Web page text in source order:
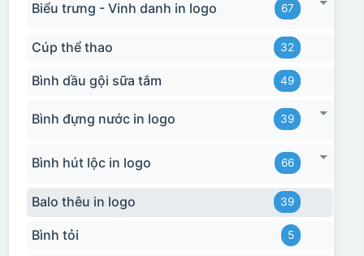
Biểu trưng - Vinh danh in logo 67
Cúp thể thao 32
Bình dầu gội sữa tắm 49
Bình đựng nước in logo 39
Bình hút lộc in logo 66
Balo thêu in logo 39
Bình tỏi 5